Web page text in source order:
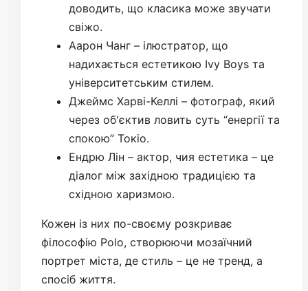
доводить, що класика може звучати
свіжо.
Аарон Чанг – ілюстратор, що
надихається естетикою Ivy Boys та
університетським стилем.
Джеймс Харві-Келлі – фотограф, який
через об'єктив ловить суть “енергії та
спокою” Токіо.
Ендрю Лін – актор, чия естетика – це
діалог між західною традицією та
східною харизмою.
Кожен із них по-своєму розкриває
філософію Polo, створюючи мозаїчний
портрет міста, де стиль – це не тренд, а
спосіб життя.